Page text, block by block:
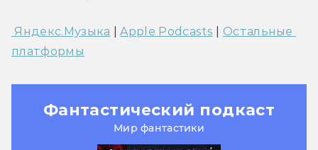
Яндекс.Музыка | Apple Podcasts
Остальные
платформы
Фантастический подкаст
Мир фантастики